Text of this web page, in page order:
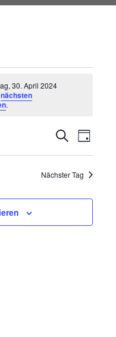
30. April 2024
nächsten
.
Suche
und
SucheTag
Nächster Tag